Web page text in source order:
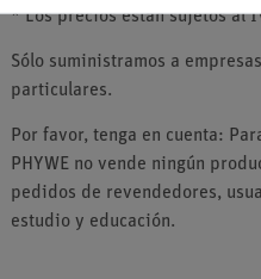
* Los precios están sujetos al
Sólo suministramos a
particulares.
Por favor, tenga en cuenta:
PHYWE no vende ningún
pedidos de revendedores,
estudio y educación.